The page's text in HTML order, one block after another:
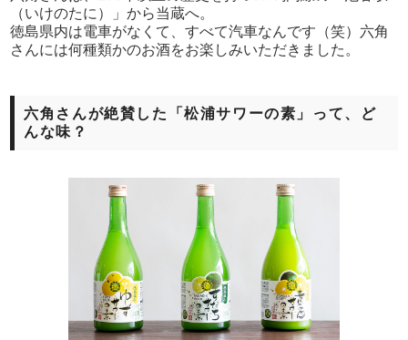
（いけのたに）」から当蔵へ。
徳島県内は電車がなくて、すべて汽車なんです（笑）六角
さんには何種類かのお酒をお楽しみいただきました。
六角さんが絶賛した「松浦サワーの素」って、ど
んな味？